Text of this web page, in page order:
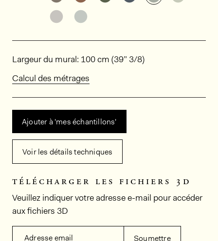
Découvrir d'autres variantes: ED3019
Dimensions
Largeur du mural: 100 cm (39” 3/8)
Calcul des métrages
Ajouter à 'mes échantillons'
Voir les détails techniques
télécharger les fichiers 3d
Veuillez indiquer votre adresse e-mail pour accéder
aux fichiers 3D
Adresse email Soumettre